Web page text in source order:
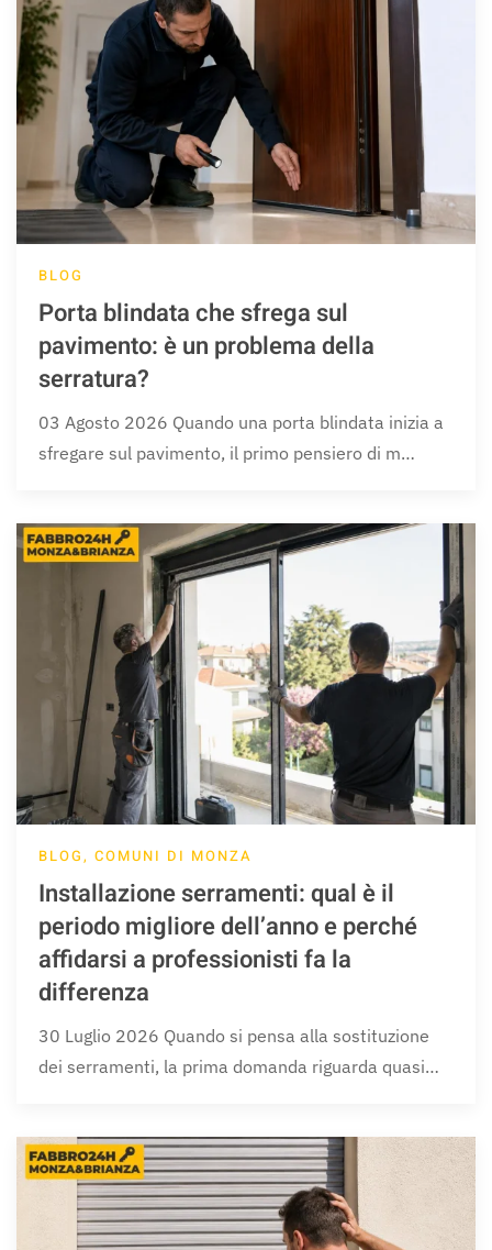
BLOG
Porta blindata che sfrega sul
pavimento: è un problema della
serratura?
03 Agosto 2026 Quando una porta blindata inizia a
sfregare sul pavimento, il primo pensiero di m…
BLOG, COMUNI DI MONZA
Installazione serramenti: qual è il
periodo migliore dell’anno e perché
affidarsi a professionisti fa la
differenza
30 Luglio 2026 Quando si pensa alla sostituzione
dei serramenti, la prima domanda riguarda quasi…